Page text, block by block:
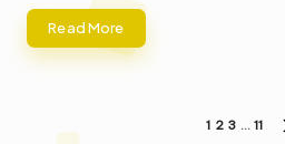
Read More
1 2 3 … 11